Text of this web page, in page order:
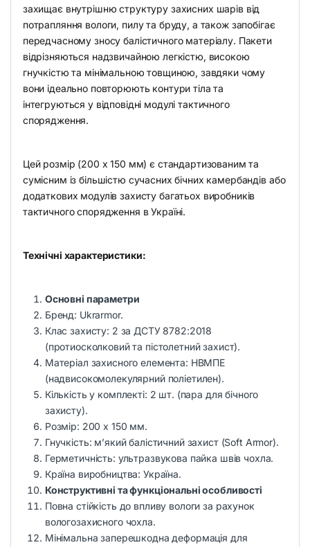
захищає внутрішню структуру захисних шарів від
потрапляння вологи, пилу та бруду, а також запобігає
передчасному зносу балістичного матеріалу. Пакети
відрізняються надзвичайною легкістю, високою
гнучкістю та мінімальною товщиною, завдяки чому
вони ідеально повторюють контури тіла та
інтегруються у відповідні модулі тактичного
спорядження.
Цей розмір (200 x 150 мм) є стандартизованим та
сумісним із більшістю сучасних бічних камербандів або
додаткових модулів захисту багатьох виробників
тактичного спорядження в Україні.
Технічні характеристики:
Основні параметри
Бренд: Ukrarmor.
Клас захисту: 2 за ДСТУ 8782:2018
(протиосколковий та пістолетний захист).
Матеріал захисного елемента: НВМПЕ
(надвисокомолекулярний поліетилен).
Кількість у комплекті: 2 шт. (пара для бічного
захисту).
Розмір: 200 x 150 мм.
Гнучкість: м’який балістичний захист (Soft Armor).
Герметичність: ультразвукова пайка швів чохла.
Країна виробництва: Україна.
Конструктивні та функціональні особливості
Повна стійкість до впливу вологи за рахунок
вологозахисного чохла.
Мінімальна заперешкодна деформація для